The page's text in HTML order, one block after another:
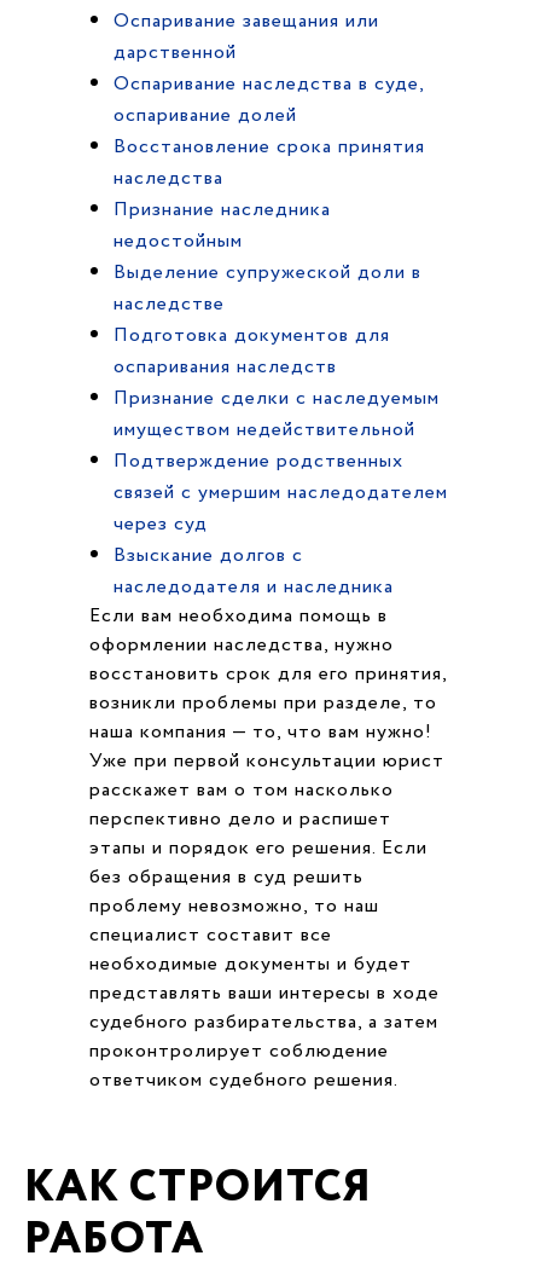
Оспаривание завещания или
дарственной
Оспаривание наследства в суде,
оспаривание долей
Восстановление срока принятия
наследства
Признание наследника
недостойным
Выделение супружеской доли в
наследстве
Подготовка документов для
оспаривания наследств
Признание сделки с наследуемым
имуществом недействительной
Подтверждение родственных
связей с умершим наследодателем
через суд
Взыскание долгов с
наследодателя и наследника
Если вам необходима помощь в
оформлении наследства, нужно
восстановить срок для его принятия,
возникли проблемы при разделе, то
наша компания — то, что вам нужно!
Уже при первой консультации юрист
расскажет вам о том насколько
перспективно дело и распишет
этапы и порядок его решения. Если
без обращения в суд решить
проблему невозможно, то наш
специалист составит все
необходимые документы и будет
представлять ваши интересы в ходе
судебного разбирательства, а затем
проконтролирует соблюдение
ответчиком судебного решения.
КАК СТРОИТСЯ
РАБОТА